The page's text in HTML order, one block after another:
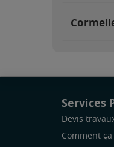
Services
Devis
Comment